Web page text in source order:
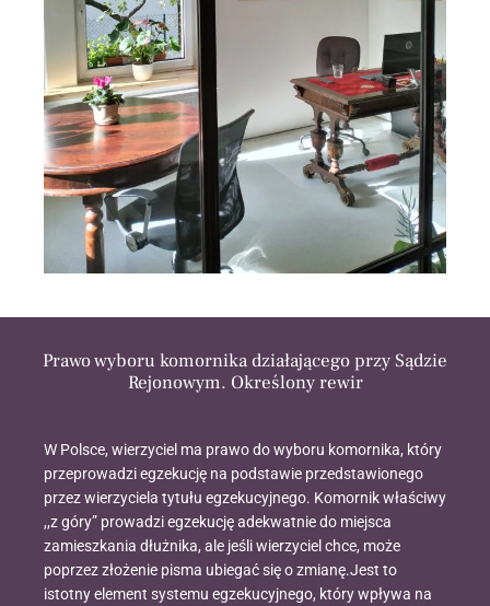
Prawo wyboru komornika działającego przy Sądzie
Rejonowym. Określony rewir
W Polsce, wierzyciel ma prawo do wyboru komornika, który
przeprowadzi egzekucję na podstawie przedstawionego
przez wierzyciela tytułu egzekucyjnego. Komornik właściwy
,,z góry” prowadzi egzekucję adekwatnie do miejsca
zamieszkania dłużnika, ale jeśli wierzyciel chce, może
poprzez złożenie pisma ubiegać się o zmianę.Jest to
istotny element systemu egzekucyjnego, który wpływa na